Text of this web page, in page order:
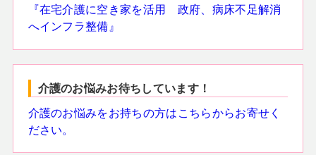
『在宅介護に空き家を活用 政府、病床不足解消
へインフラ整備』
介護のお悩みお待ちしています！
介護のお悩みをお持ちの方はこちらからお寄せく
ださい。